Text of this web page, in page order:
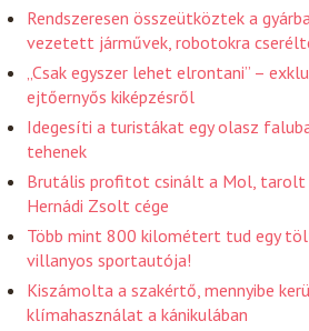
Rendszeresen összeütköztek a
vezetett járművek, robotokra
„Csak egyszer lehet elrontani” –
ejtőernyős kiképzésről
Idegesíti a turistákat egy olasz
tehenek
Brutális profitot csinált a Mol, tarolt
Hernádi Zsolt cége
Több mint 800 kilométert tud egy
villanyos sportautója!
Kiszámolta a szakértő, mennyibe
klímahasználat a kánikulában